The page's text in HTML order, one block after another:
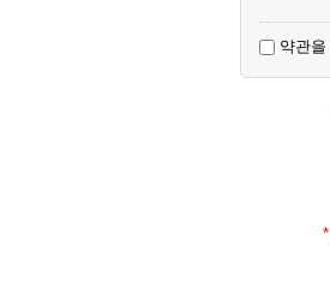
약관
*